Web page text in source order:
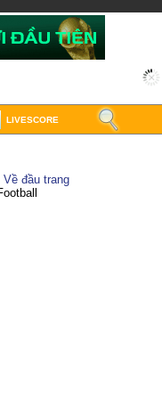
LIVESCORE
Về đầu trang